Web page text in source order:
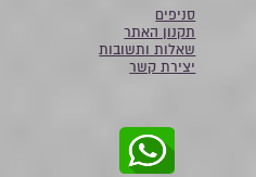
סניפים
תקנון האתר
שאלות ותשובות
יצירת קשר